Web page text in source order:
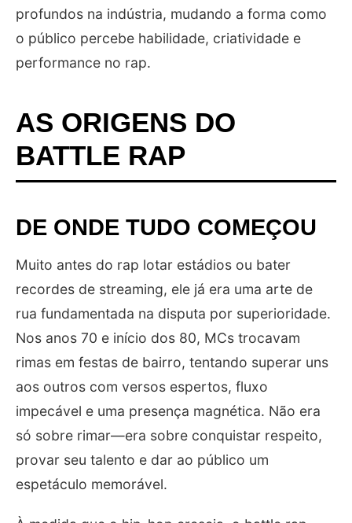
profundos na indústria, mudando a forma como
o público percebe habilidade, criatividade e
performance no rap.
AS ORIGENS DO
BATTLE RAP
DE ONDE TUDO COMEÇOU
Muito antes do rap lotar estádios ou bater
recordes de streaming, ele já era uma arte de
rua fundamentada na disputa por superioridade.
Nos anos 70 e início dos 80, MCs trocavam
rimas em festas de bairro, tentando superar uns
aos outros com versos espertos, fluxo
impecável e uma presença magnética. Não era
só sobre rimar—era sobre conquistar respeito,
provar seu talento e dar ao público um
espetáculo memorável.